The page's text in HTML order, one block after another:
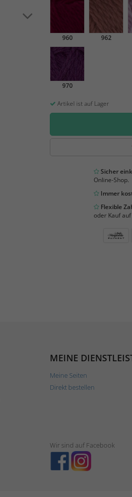
960 962
970
Artikel ist auf Lager
Sicher
Online-Shop.
Immer
Flexible
oder Kauf
MEINE
Meine Seiten
Direkt bestellen
Wir sind auf Facebook